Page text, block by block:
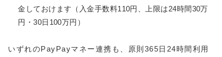
金しておけます（入金手数料110円、上限は24時間30万
円・30日100万円）
いずれのPayPayマネー連携も、原則365日24時間利用